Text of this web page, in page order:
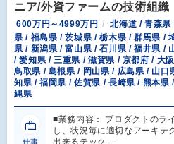
ニア/外資ファームの技術組織
600万円～4999万円
北海道 / 青森
県 / 福島県 / 茨城県 / 栃木県 / 群馬県 /
県 / 新潟県 / 富山県 / 石川県 / 福井県 /
/ 愛知県 / 三重県 / 滋賀県 / 京都府 / 大
鳥取県 / 島根県 / 岡山県 / 広島県 / 山口
知県 / 福岡県 / 佐賀県 / 長崎県 / 熊本県
縄県
仕事
■業務内容： プロダクトのラ
し、状況毎に適切なアーキテ
出来るテック…